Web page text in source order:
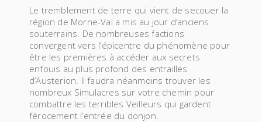
Le tremblement de terre qui vient de secouer la
région de Morne-Val a mis au jour d’anciens
souterrains. De nombreuses factions
convergent vers l’épicentre du phénomène pour
être les premières à accéder aux secrets
enfouis au plus profond des entrailles
d’Austerion. Il faudra néanmoins trouver les
nombreux Simulacres sur votre chemin pour
combattre les terribles Veilleurs qui gardent
férocement l’entrée du donjon.